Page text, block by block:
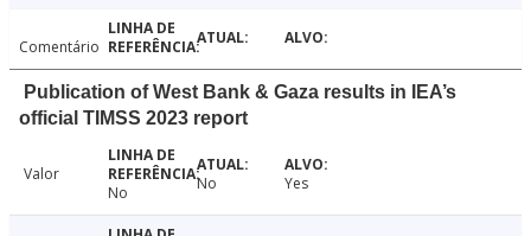
Comentário
Publication of West Bank & Gaza results in IEA’s
official TIMSS 2023 report
Valor
No
No Yes